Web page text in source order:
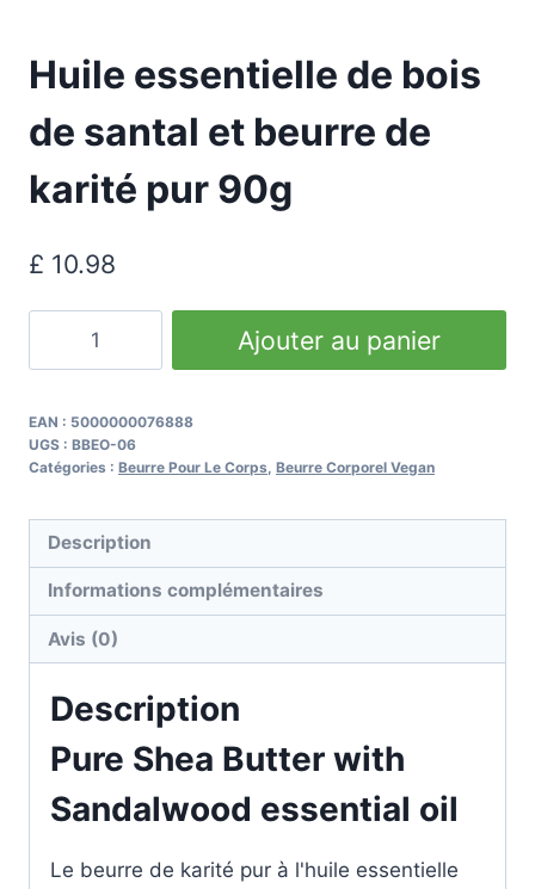
Huile essentielle de bois
de santal et beurre de
karité pur 90g
£ 10.98
Essential
Oil
Pure
Shea
Butter
90g
Ajouter au panier
EAN : 5000000076888
UGS : BBEO-06
Catégories : Beurre Pour Le Corps Beurre Corporel Vegan
Description
Informations complémentaires
Avis (0)
Description
Pure Shea Butter with
Sandalwood essential oil
Le beurre de karité pur à l'huile essentielle